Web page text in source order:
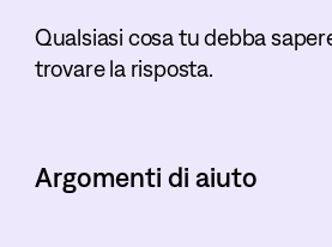
Qualsiasi cosa tu debba
trovare la risposta.
Argomenti di aiuto